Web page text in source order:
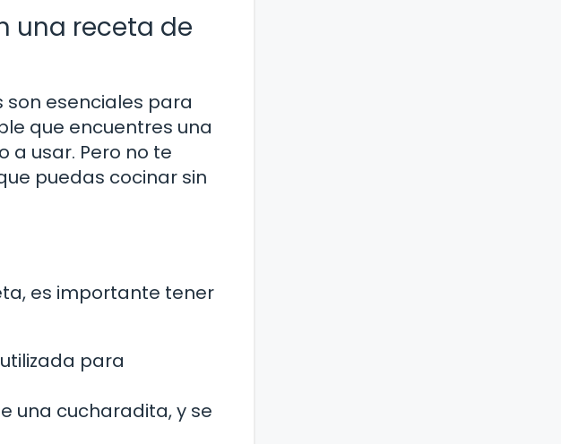
una receta de
son esenciales para
que encuentres una
usar. Pero no te
puedas cocinar sin
es importante tener
para
una cucharadita, y se